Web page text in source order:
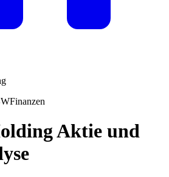
Finanzen
Aktie und